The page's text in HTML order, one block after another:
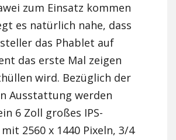
zum Einsatz kommen
es natürlich nahe, dass
das Phablet auf
das erste Mal zeigen
wird. Bezüglich der
Ausstattung werden
6 Zoll großes IPS-
2560 x 1440 Pixeln, 3/4